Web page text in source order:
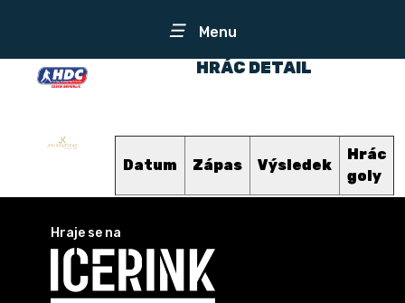
☰ Menu
HRÁC DETAIL
Datum Zápas Výsledek
Hrác
goly
Hraje se na